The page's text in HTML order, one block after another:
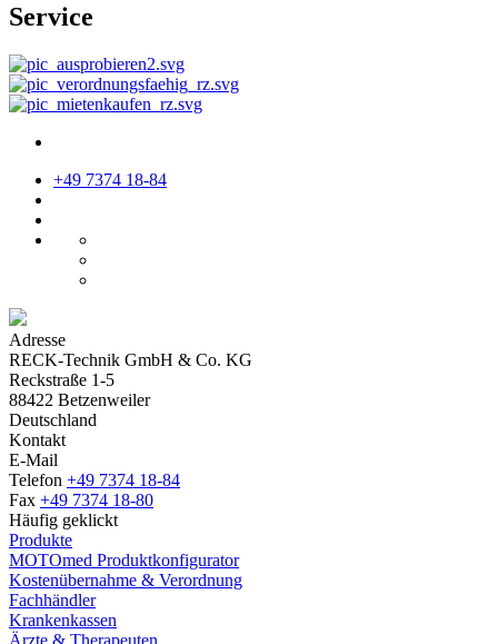
Service
+49 7374 18-84
Adresse
RECK-Technik GmbH & Co. KG
Reckstraße 1-5
88422 Betzenweiler
Deutschland
Kontakt
E-Mail
Telefon +49 7374 18-84
Fax +49 7374 18-80
Häufig geklickt
Produkte
MOTOmed Produktkonfigurator
Kostenübernahme & Verordnung
Fachhändler
Krankenkassen
Ärzte & Therapeuten